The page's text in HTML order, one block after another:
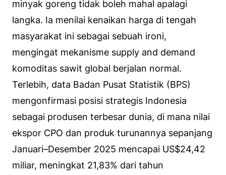
minyak goreng tidak boleh mahal apalagi
langka. Ia menilai kenaikan harga di tengah
masyarakat ini sebagai sebuah ironi,
mengingat mekanisme supply and demand
komoditas sawit global berjalan normal.
Terlebih, data Badan Pusat Statistik (BPS)
mengonfirmasi posisi strategis Indonesia
sebagai produsen terbesar dunia, di mana nilai
ekspor CPO dan produk turunannya sepanjang
Januari–Desember 2025 mencapai US$24,42
miliar, meningkat 21,83% dari tahun